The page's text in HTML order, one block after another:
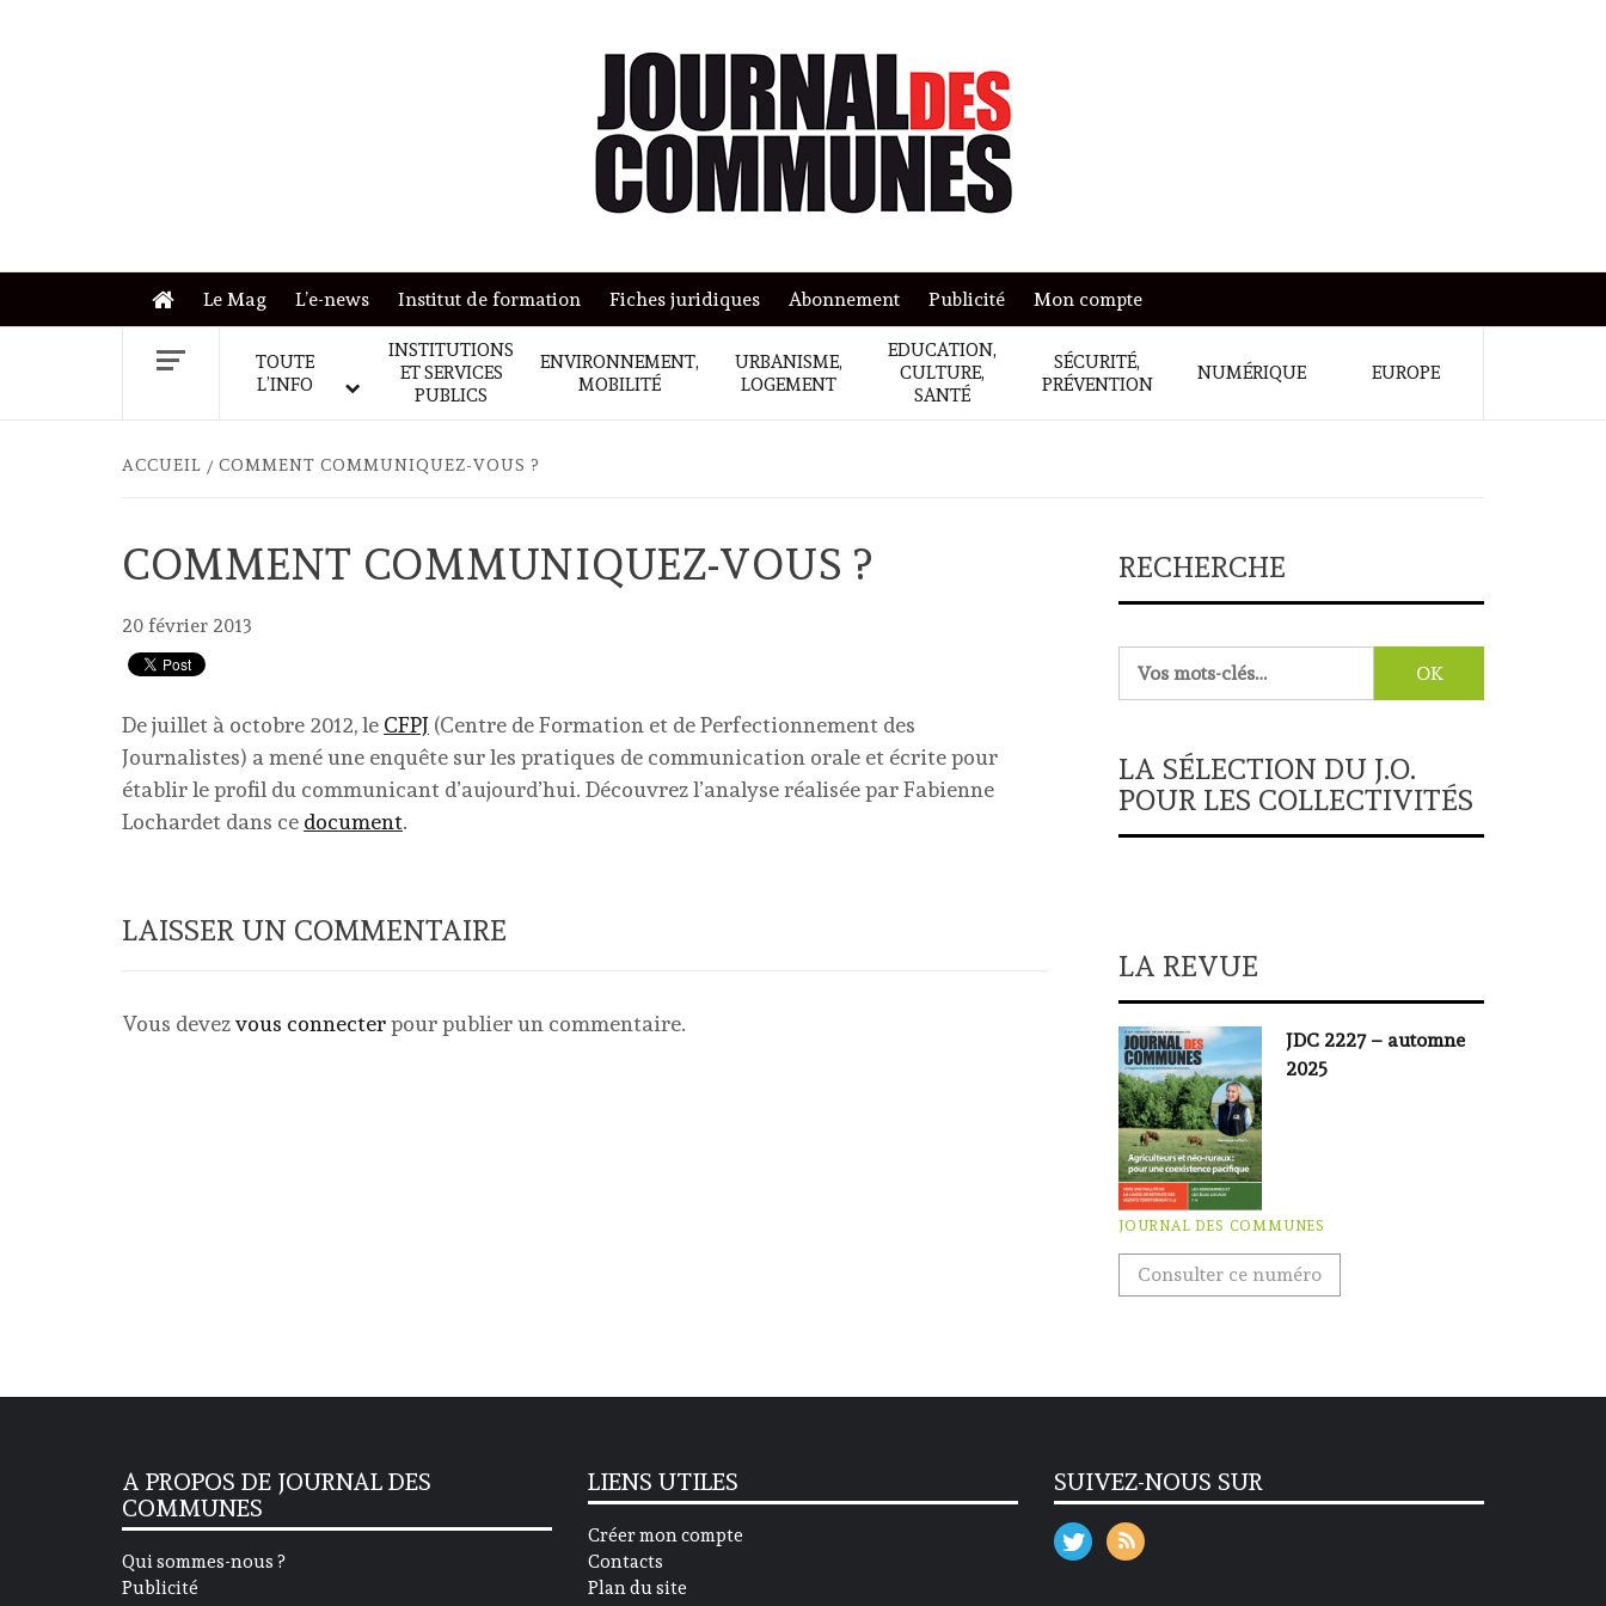
Le Mag L’e-news Institut de formation Fiches juridiques Abonnement Publicité Mon compte
TOUTE
L’INFO
INSTITUTIONS
ET SERVICES
PUBLICS
ENVIRONNEMENT,
MOBILITÉ
URBANISME,
LOGEMENT
EDUCATION,
CULTURE,
SANTÉ
SÉCURITÉ,
PRÉVENTION
NUMÉRIQUE EUROPE
ACCUEIL COMMENT COMMUNIQUEZ-VOUS ?
COMMENT COMMUNIQUEZ-VOUS ?
20 février 2013
De juillet à octobre 2012, le CFPJ (Centre de Formation et de Perfectionnement des
Journalistes) a mené une enquête sur les pratiques de communication orale et écrite pour
établir le profil du communicant d’aujourd’hui. Découvrez l’analyse réalisée par Fabienne
Lochardet dans ce document.
LAISSER UN COMMENTAIRE
Vous devezvous connecterpour publier un commentaire.
RECHERCHE
LA SÉLECTION DU J.O.
POUR LES COLLECTIVITÉS
LA REVUE
JDC 2227 – automne
2025
JOURNAL DES COMMUNES
Consulter ce numéro
A PROPOS DE JOURNAL DES
COMMUNES
Qui sommes-nous ?
Publicité
LIENS UTILES
Créer mon compte
Contacts
Plan du site
SUIVEZ-NOUS SUR